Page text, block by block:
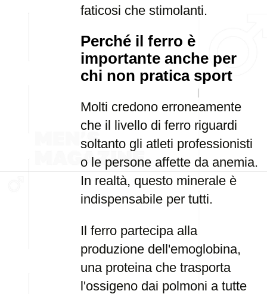
faticosi che stimolanti.
Perché il ferro è
importante anche per
chi non pratica sport
Molti credono erroneamente
che il livello di ferro riguardi
soltanto gli atleti professionisti
o le persone affette da anemia.
In realtà, questo minerale è
indispensabile per tutti.
Il ferro partecipa alla
produzione dell'emoglobina,
una proteina che trasporta
l'ossigeno dai polmoni a tutte